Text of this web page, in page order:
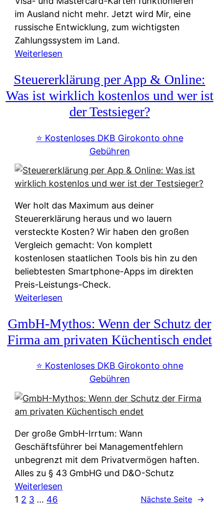
a
t
i
v
e
&
f
r
e
u
s
u
n
f
t
e
i
e
W
e
r
s
i
c
h
e
t
im Ausland nicht mehr. Jetzt wird Mir, eine
russische Entwicklung, zum wichtigsten
Zahlungssystem im Land.
Weiterlesen
a
h
g
s
y
t
e
m
M
I
R
:
W
e
u
d
n
w
l
c
h
e
n
Steuererklärung per App & Online:
Was ist wirklich kostenlos und wer ist
der Testsieger?
⭐️ Kostenloses DKB Girokonto ohne
Gebühren
Wer holt das Maximum aus deiner
Steuererklärung heraus und wo lauern
versteckte Kosten? Wir haben den großen
Vergleich gemacht: Von komplett
kostenlosen staatlichen Tools bis hin zu den
beliebtesten Smartphone-Apps im direkten
Preis-Leistungs-Check.
Weiterlesen
t
e
u
e
r
k
l
ä
u
GmbH-Mythos: Wenn der Schutz der
Firma am privaten Küchentisch endet
⭐️ Kostenloses DKB Girokonto ohne
Gebühren
Der große GmbH-Irrtum: Wann
Geschäftsführer bei Managementfehlern
unbegrenzt mit dem Privatvermögen haften.
Alles zu § 43 GmbHG und D&O-Schutz
Weiterlesen
1 2 3 … 46 Nächste Seite →